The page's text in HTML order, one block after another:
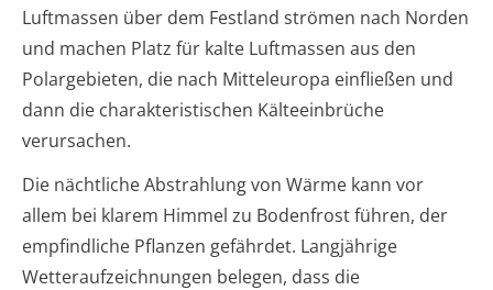
Luftmassen über dem Festland strömen nach Norden
und machen Platz für kalte Luftmassen aus den
Polargebieten, die nach Mitteleuropa einfließen und
dann die charakteristischen Kälteeinbrüche
verursachen.
Die nächtliche Abstrahlung von Wärme kann vor
allem bei klarem Himmel zu Bodenfrost führen, der
empfindliche Pflanzen gefährdet. Langjährige
Wetteraufzeichnungen belegen, dass die